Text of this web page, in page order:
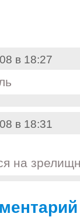
в 18:27
в 18:31
на